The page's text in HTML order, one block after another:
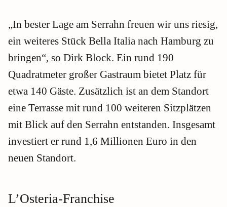
„In bester Lage am Serrahn freuen wir uns riesig,
ein weiteres Stück Bella Italia nach Hamburg zu
bringen“, so Dirk Block. Ein rund 190
Quadratmeter großer Gastraum bietet Platz für
etwa 140 Gäste. Zusätzlich ist an dem Standort
eine Terrasse mit rund 100 weiteren Sitzplätzen
mit Blick auf den Serrahn entstanden. Insgesamt
investiert er rund 1,6 Millionen Euro in den
neuen Standort.
L’Osteria-Franchise